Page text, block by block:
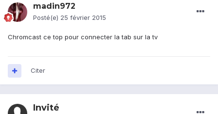
madin972
Posté(e) 25 février 2015
Chromcast ce top pour connecter la tab sur la tv
Citer
Invité